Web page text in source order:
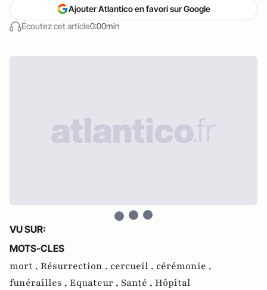
Écoutez cet article0:00min
Ajouter Atlantico en favori sur Google
VU SUR:
MOTS-CLES
mort , Résurrection , cercueil , cérémonie ,
funérailles , Equateur , Santé , Hôpital